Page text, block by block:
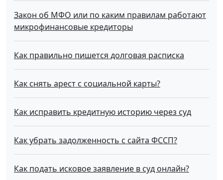
Закон об МФО или по каким правилам работают
микрофинансовые кредиторы
Как правильно пишется долговая расписка
Как снять арест с социальной карты?
Как исправить кредитную историю через суд
Как убрать задолженность с сайта ФССП?
Как подать исковое заявление в суд онлайн?